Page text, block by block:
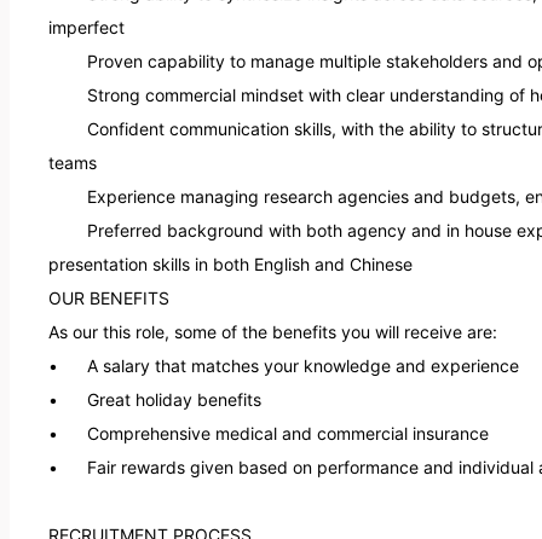
imperfect
teams
presentation skills in both English and Chinese
OUR BENEFITS
As our this role, some of the benefits you will receive are:
•	A salary that matches your knowledge and experience
•	Great holiday benefits
•	Comprehensive medical and commercial insurance
•	Fair rewards given based on performance and individual abilities
RECRUITMENT PROCESS